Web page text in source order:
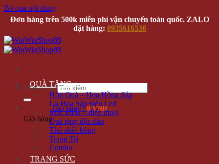
Bỏ qua nội dung
Đơn hàng trên 500k miễn phí vận chuyển toàn quốc. ZALO
đặt hàng: 0935616536
Tìm kiếm:
Giỏ hàng /0 VNĐ
Giỏ hàng
QUÀ TẶNG
Hộp Quà – Hoa Hồng Sáp
Lọ Hoa Sáp Đèn Led
Móc khóa – điện thoại
Quà tặng độc đáo
Thú nhồi bông
Trang Trí
Combo
TRANG SỨC